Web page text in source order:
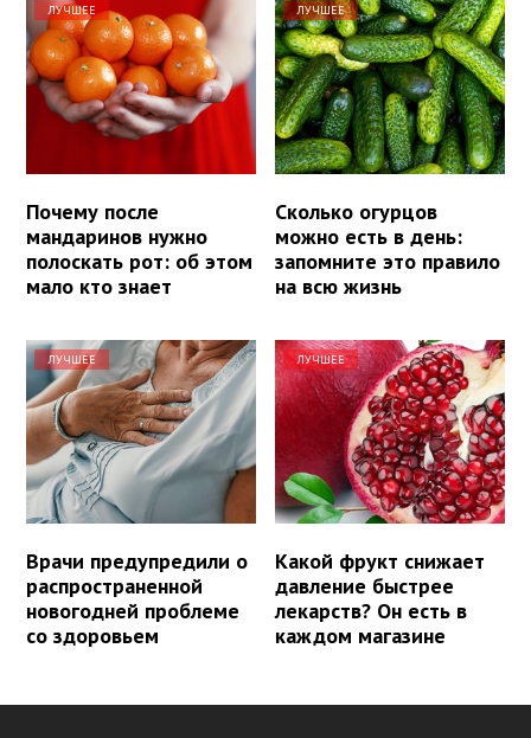
ЛУЧШЕЕ
Почему после
мандаринов нужно
полоскать рот: об этом
мало кто знает
ЛУЧШЕЕ
Сколько огурцов
можно есть в день:
запомните это правило
на всю жизнь
ЛУЧШЕЕ
Врачи предупредили о
распространенной
новогодней проблеме
со здоровьем
ЛУЧШЕЕ
Какой фрукт снижает
давление быстрее
лекарств? Он есть в
каждом магазине